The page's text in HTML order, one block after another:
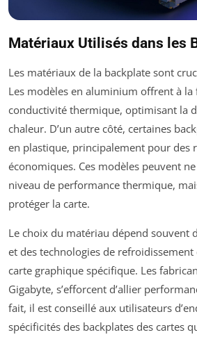
Matériaux Utilisés dans les
Les matériaux de la backplate sont
Les modèles en aluminium offrent à la
conductivité thermique, optimisant la
chaleur. D’un autre côté, certaines
en plastique, principalement pour des
économiques. Ces modèles peuvent
niveau de performance thermique,
protéger la carte.
Le choix du matériau dépend souvent
et des technologies de
carte graphique spécifique. Les
Gigabyte, s’efforcent d’allier
fait, il est conseillé aux utilisateurs
spécificités des backplates des cartes